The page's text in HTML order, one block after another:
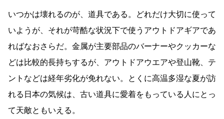
いつかは壊れるのが、道具である。どれだけ大切に使って
いようが、それが苛酷な状況下で使うアウトドアギアであ
ればなおさらだ。金属が主要部品のバーナーやクッカーな
どは比較的長持ちするが、アウトドアウエアや登山靴、テ
ントなどは経年劣化が免れない。とくに高温多湿な夏が訪
れる日本の気候は、古い道具に愛着をもっている人にとっ
て天敵ともいえる。